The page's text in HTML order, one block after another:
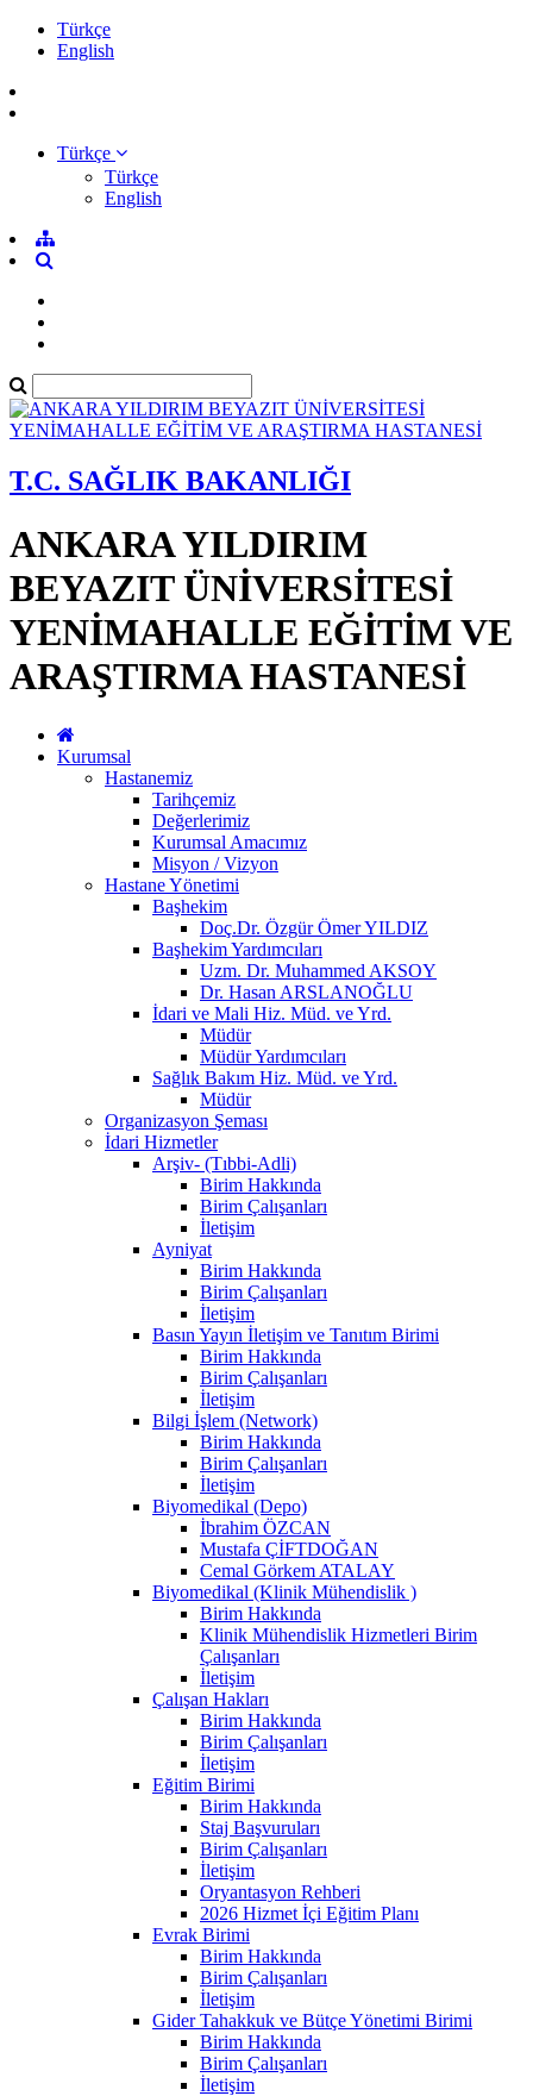
Türkçe
English
Türkçe
Türkçe
English
T.C. SAĞLIK BAKANLIĞI
ANKARA YILDIRIM
BEYAZIT ÜNİVERSİTESİ
YENİMAHALLE EĞİTİM VE
ARAŞTIRMA HASTANESİ
Kurumsal
Hastanemiz
Tarihçemiz
Değerlerimiz
Kurumsal Amacımız
Misyon / Vizyon
Hastane Yönetimi
Başhekim
Doç.Dr. Özgür Ömer YILDIZ
Başhekim Yardımcıları
Uzm. Dr. Muhammed AKSOY
Dr. Hasan ARSLANOĞLU
İdari ve Mali Hiz. Müd. ve Yrd.
Müdür
Müdür Yardımcıları
Sağlık Bakım Hiz. Müd. ve Yrd.
Müdür
Organizasyon Şeması
İdari Hizmetler
Arşiv- (Tıbbi-Adli)
Birim Hakkında
Birim Çalışanları
İletişim
Ayniyat
Birim Hakkında
Birim Çalışanları
İletişim
Basın Yayın İletişim ve Tanıtım Birimi
Birim Hakkında
Birim Çalışanları
İletişim
Bilgi İşlem (Network)
Birim Hakkında
Birim Çalışanları
İletişim
Biyomedikal (Depo)
İbrahim ÖZCAN
Mustafa ÇİFTDOĞAN
Cemal Görkem ATALAY
Biyomedikal (Klinik Mühendislik )
Birim Hakkında
Klinik Mühendislik Hizmetleri Birim
Çalışanları
İletişim
Çalışan Hakları
Birim Hakkında
Birim Çalışanları
İletişim
Eğitim Birimi
Birim Hakkında
Staj Başvuruları
Birim Çalışanları
İletişim
Oryantasyon Rehberi
2026 Hizmet İçi Eğitim Planı
Evrak Birimi
Birim Hakkında
Birim Çalışanları
İletişim
Gider Tahakkuk ve Bütçe Yönetimi Birimi
Birim Hakkında
Birim Çalışanları
İletişim